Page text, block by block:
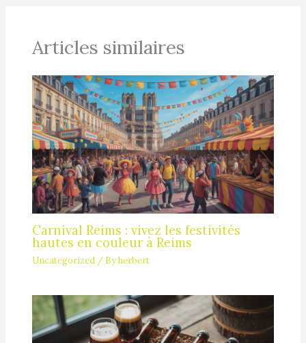
Articles similaires
Carnival Reims : vivez les festivités
hautes en couleur à Reims
Uncategorized / Byherbert